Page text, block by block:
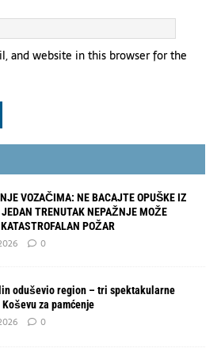
and website in this browser for the
VOZAČIMA: NE BACAJTE OPUŠKE IZ
TRENUTAK NEPAŽNJE MOŽE
POŽAR
0
oduševio region – tri spektakularne
za pamćenje
0